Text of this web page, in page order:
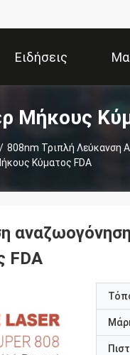
Ειδήσεις
Μήκους
/ 808nm Τριπλή Λεύκανση
Κύματος FDA
FDA